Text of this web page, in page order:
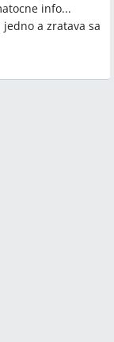
info...
a zratava sa